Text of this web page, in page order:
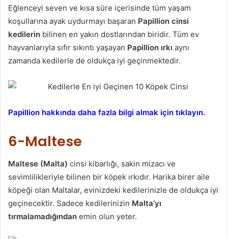
Eğlenceyi seven ve kısa süre içerisinde tüm yaşam
koşullarına ayak uydurmayı başaran Papillion cinsi
kedilerin bilinen en yakın dostlarından biridir. Tüm ev
hayvanlarıyla sıfır sıkıntı yaşayan Papillion ırkı aynı
zamanda kedilerle de oldukça iyi geçinmektedir.
Papillion hakkında daha fazla bilgi almak için tıklayın.
6-Maltese
Maltese (Malta) cinsi kibarlığı, sakin mizacı ve
sevimlilikleriyle bilinen bir köpek ırkıdır. Harika birer aile
köpeği olan Maltalar, evinizdeki kedilerinizle de oldukça iyi
geçinecektir. Sadece kedilerinizin Malta’yı
tırmalamadığından emin olun yeter.